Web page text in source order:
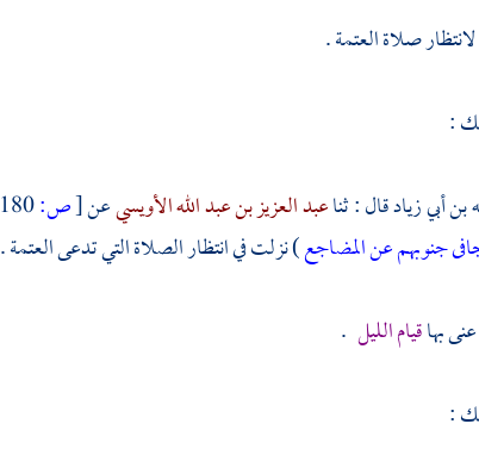
صلاة العتمة .
:
بن أبي زيادقال : ثناعبد العزيز بن عبد الله الأويسيعن[ص:
جنوبهم عن المضاجع) نزلت في انتظار الصلاة التي تدعى العتمة .
بهاقيام الليل .
: